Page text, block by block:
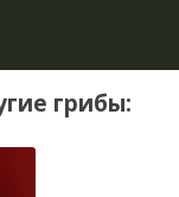
грибы: